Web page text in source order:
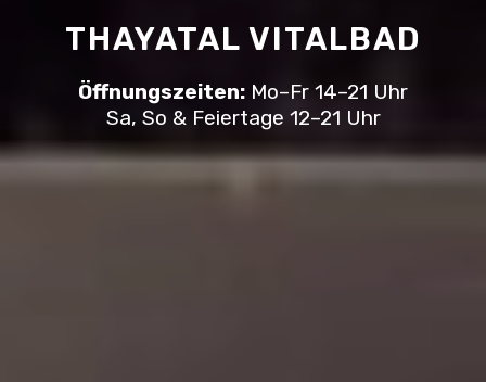
THAYATAL VITALBAD
Öffnungszeiten: Mo–Fr 14–21 Uhr
Sa, So & Feiertage 12–21 Uhr